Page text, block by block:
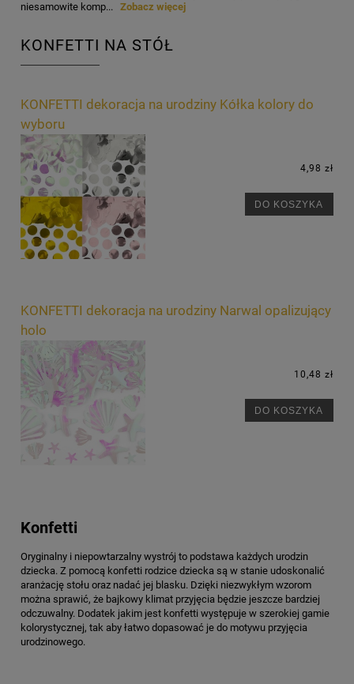
niesamowite komp... Zobacz więcej
KONFETTI NA STÓŁ
KONFETTI dekoracja na urodziny Kółka kolory do
wyboru
4,98 zł
DO KOSZYKA
KONFETTI dekoracja na urodziny Narwal opalizujący
holo
10,48 zł
DO KOSZYKA
Konfetti
Oryginalny i niepowtarzalny wystrój to podstawa każdych urodzin
dziecka. Z pomocą konfetti rodzice dziecka są w stanie udoskonalić
aranżację stołu oraz nadać jej blasku. Dzięki niezwykłym wzorom
można sprawić, że bajkowy klimat przyjęcia będzie jeszcze bardziej
odczuwalny. Dodatek jakim jest konfetti występuje w szerokiej gamie
kolorystycznej, tak aby łatwo dopasować je do motywu przyjęcia
urodzinowego.